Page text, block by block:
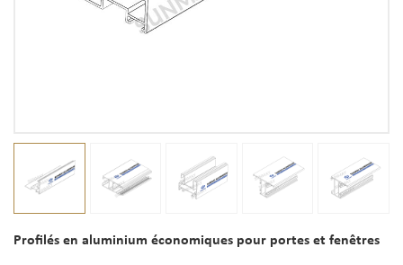
Profilés en aluminium économiques pour portes et fenêtres